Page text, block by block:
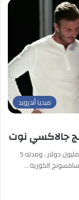
ميديا أندرويد
جالاكسي نوت
http://youtu.be/Xn8jkyu88bw بعقد قيمته 33 مليون دولار ، ومدته 5
سامسونج الكورية…